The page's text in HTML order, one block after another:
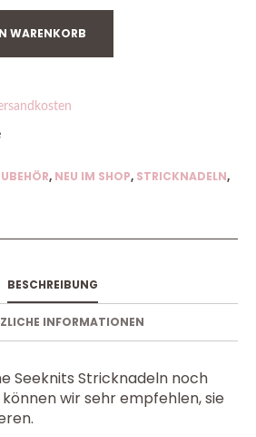
WARENKORB
, NEU IM SHOP, STRICKNADELN,
BESCHREIBUNG
INFORMATIONEN
Seeknits Stricknadeln noch
wir sehr empfehlen, sie